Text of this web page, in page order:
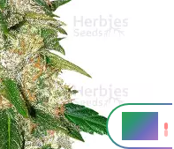
20 %
THC